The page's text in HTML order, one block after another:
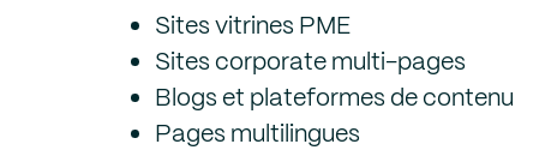
Sites vitrines PME
Sites corporate multi-pages
Blogs et plateformes de contenu
Pages multilingues